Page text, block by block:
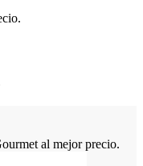
al mejor precio.